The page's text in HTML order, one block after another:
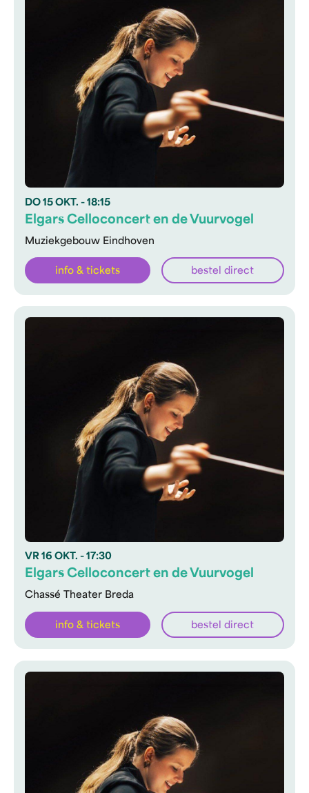
DO 15 OKT. - 18:15
Muziekgebouw Eindhoven
Elgars Celloconcert en de Vuurvogel
info & tickets bestel direct
VR 16 OKT. - 17:30
Chassé Theater Breda
Elgars Celloconcert en de Vuurvogel
info & tickets bestel direct